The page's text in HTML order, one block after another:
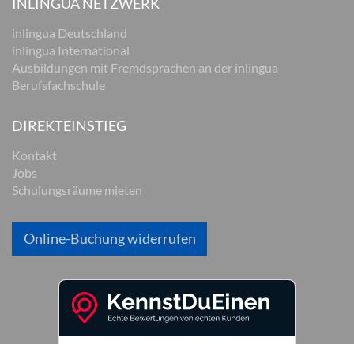
inlingua Deutschland
inlingua International
Ausbildungen mit Fremdsprachen an der inlingua
Berufsfachschule
DIREKTEINSTIEG
Kontakt
Jobs
Schulungsräume mieten
Online-Buchung widerrufen